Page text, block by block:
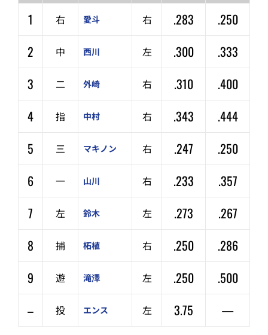
1 右 愛斗 右 .283
.250
2
中 西川 左 .300
.333
3
二 外崎 右 .310
.400
4
指 中村 右 .343
.444
5
三 マキノン 右 .247
.250
6
一 山川 右 .233
.357
7
左 鈴木 左 .273
.267
8
捕 柘植 右 .250
.286
9
遊 滝澤 左 .250
.500
–
投 エンス 左 3.75 —